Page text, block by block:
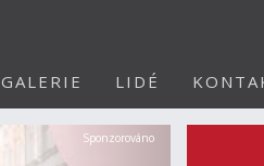
LIDÉ
Další
Sponzorováno